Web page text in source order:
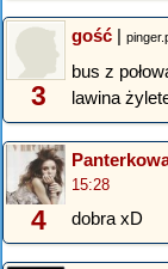
3
gość |
bus z
lawina
4
15:28
dobra xD